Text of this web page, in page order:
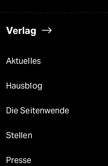
Verlag
Aktuelles
Hausblog
Die Seitenwende
Stellen
Presse